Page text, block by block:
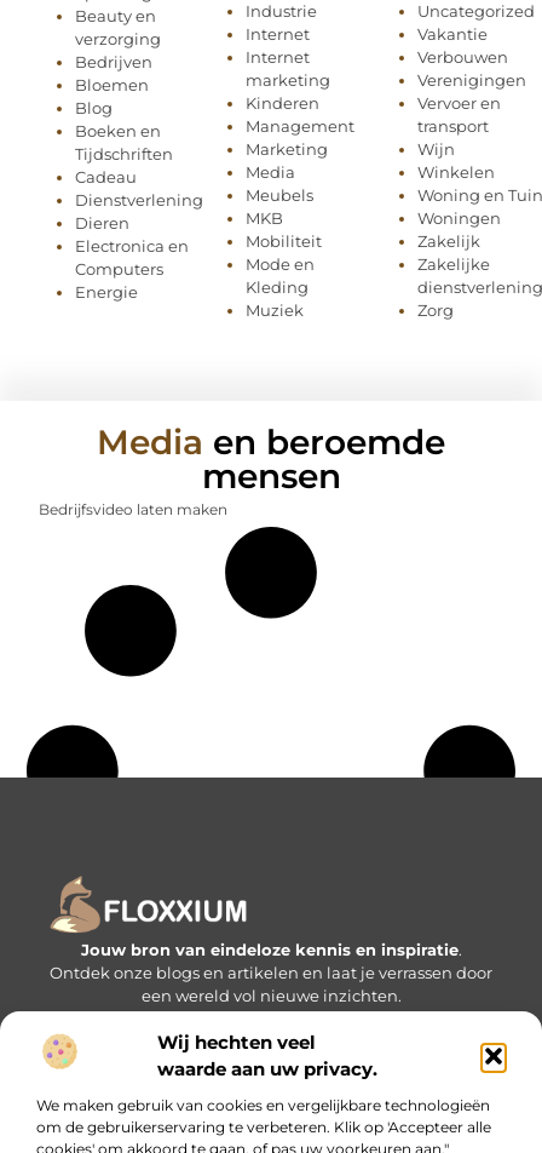
Wij hechten veel
waarde aan uw privacy.
We maken gebruik van cookies en vergelijkbare technologieën
om de gebruikerservaring te verbeteren. Klik op 'Accepteer alle
cookies' om akkoord te gaan, of pas uw voorkeuren aan."
Beauty en
verzorging
Bedrijven
Bloemen
Blog
Boeken en
Tijdschriften
Cadeau
Dienstverlening
Dieren
Electronica en
Computers
Energie
Industrie
Internet
Internet
marketing
Kinderen
Management
Marketing
Media
Meubels
MKB
Mobiliteit
Mode en
Kleding
Muziek
Uncategorized
Vakantie
Verbouwen
Verenigingen
Vervoer en
transport
Wijn
Winkelen
Woning en Tuin
Woningen
Zakelijk
Zakelijke
dienstverlening
Zorg
Media en beroemde
mensen
Bedrijfsvideo laten maken
Jouw bron van eindeloze kennis en inspiratie.
Ontdek onze blogs en artikelen en laat je verrassen door
een wereld vol nieuwe inzichten.
Bericht categorie
Onze informatie